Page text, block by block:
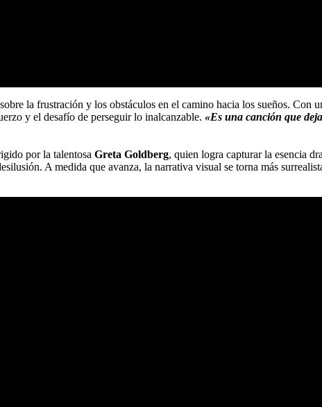
la frustración y los obstáculos en el camino hacia los sueños. Con
y el desafío de perseguir lo inalcanzable. «Es una canción que
por la talentosa Greta Goldberg, quien logra capturar la esencia
A medida que avanza, la narrativa visual se torna más